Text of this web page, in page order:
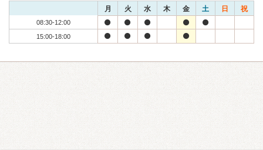
月 火 水 木 金 土 日 祝
08:30-12:00
15:00-18:00